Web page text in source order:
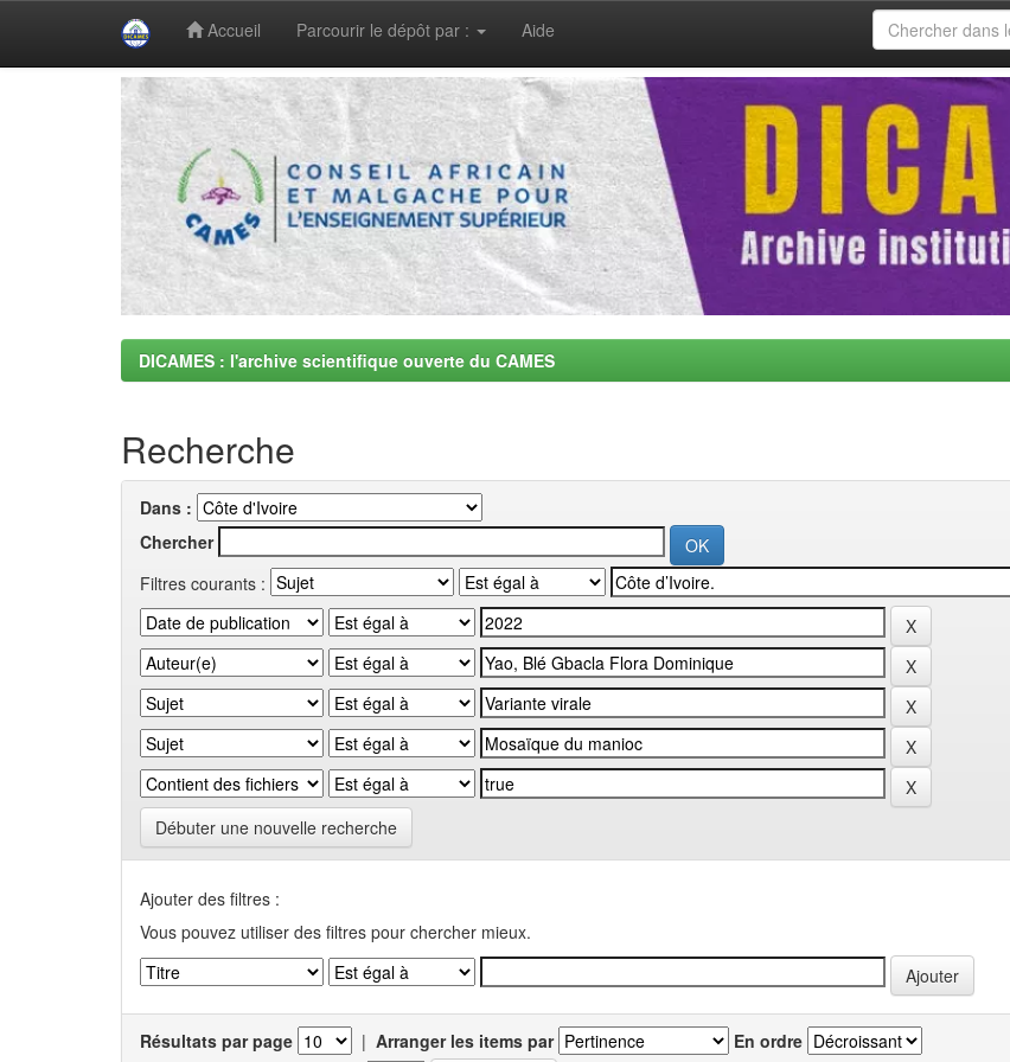
Accueil Parcourir le dépôt par : Aide
DICAMES : l'archive scientifique ouverte du CAMES
Recherche
Dans :
Chercher
Filtres courants :
Débuter une nouvelle recherche
Ajouter des filtres :
Vous pouvez utiliser des filtres pour chercher mieux.
Résultats par page | Arranger les items par
En ordre